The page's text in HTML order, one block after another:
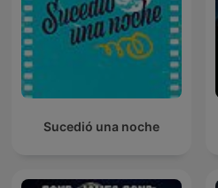
Sucedió una noche